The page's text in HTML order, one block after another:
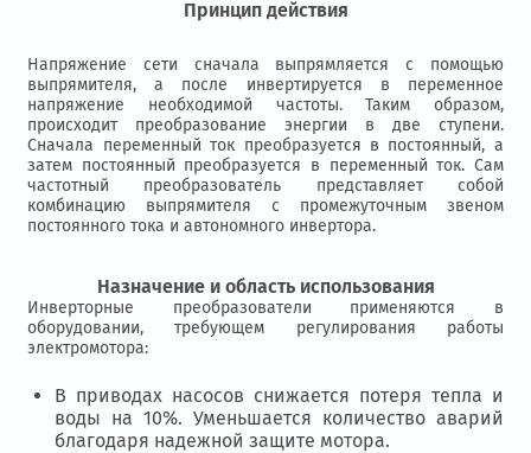
Принцип действия
Напряжение сети сначала выпрямляется с помощью
выпрямителя, а после инвертируется в переменное
напряжение необходимой частоты. Таким образом,
происходит преобразование энергии в две ступени.
Сначала переменный ток преобразуется в постоянный, а
затем постоянный преобразуется в переменный ток. Сам
частотный преобразователь представляет собой
комбинацию выпрямителя с промежуточным звеном
постоянного тока и автономного инвертора.
Назначение и область использования
Инверторные преобразователи применяются в
оборудовании, требующем регулирования работы
электромотора:
В приводах насосов снижается потеря тепла и
воды на 10%. Уменьшается количество аварий
благодаря надежной защите мотора.